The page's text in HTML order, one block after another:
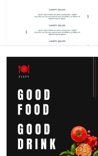
delicioso usando o Modelo
de Menu de Café da Manhã
Brilhante.